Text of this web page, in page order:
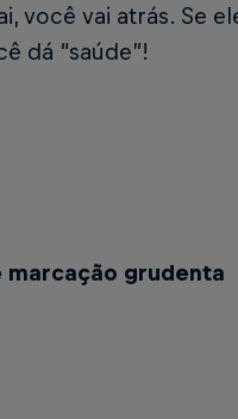
você vai atrás. Se
dá “saúde”!
marcação grudenta